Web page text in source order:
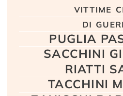
vittime
di
PUGLIA
SACCHINI
RIATTI
TACCHINI